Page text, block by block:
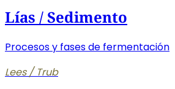
Lías / Sedimento
Procesos y fases de fermentación
Lees / Trub